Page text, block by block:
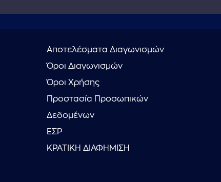
Αποτελέσματα Διαγωνισμών
Όροι Διαγωνισμών
Όροι Χρήσης
Προστασία Προσωπικών
Δεδομένων
ΕΣΡ
ΚΡΑΤΙΚΗ ΔΙΑΦΗΜΙΣΗ